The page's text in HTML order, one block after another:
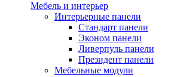
Мебель и интерьер
Интерьерные панели
Стандарт панели
Эконом панели
Ливерпуль панели
Президент панели
Мебельные модули